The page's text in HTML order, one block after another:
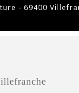
- 69400